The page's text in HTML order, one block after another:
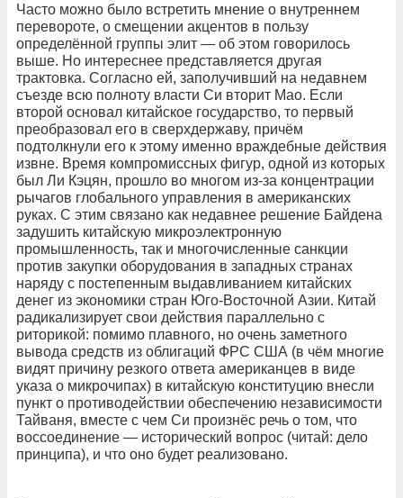
Часто можно было встретить мнение о внутреннем
перевороте, о смещении акцентов в пользу
определённой группы элит — об этом говорилось
выше. Но интереснее представляется другая
трактовка. Согласно ей, заполучивший на недавнем
съезде всю полноту власти Си вторит Мао. Если
второй основал китайское государство, то первый
преобразовал его в сверхдержаву, причём
подтолкнули его к этому именно враждебные действия
извне. Время компромиссных фигур, одной из которых
был Ли Кэцян, прошло во многом из-за концентрации
рычагов глобального управления в американских
руках. С этим связано как недавнее решение Байдена
задушить китайскую микроэлектронную
промышленность, так и многочисленные санкции
против закупки оборудования в западных странах
наряду с постепенным выдавливанием китайских
денег из экономики стран Юго-Восточной Азии. Китай
радикализирует свои действия параллельно с
риторикой: помимо плавного, но очень заметного
вывода средств из облигаций ФРС США (в чём многие
видят причину резкого ответа американцев в виде
указа о микрочипах) в китайскую конституцию внесли
пункт о противодействии обеспечению независимости
Тайваня, вместе с чем Си произнёс речь о том, что
воссоединение — исторический вопрос (читай: дело
принципа), и что оно будет реализовано.